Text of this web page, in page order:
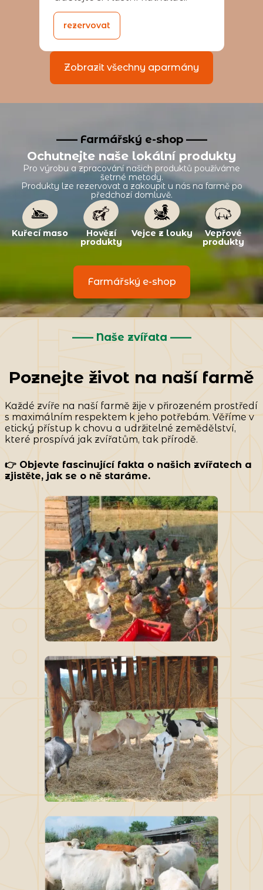
rezervovat
Zobrazit všechny aparmány
—— Farmářský e-shop ——
Ochutnejte naše lokální produkty
Pro výrobu a zpracování našich produktů používáme
šetrné metody.
Produkty lze rezervovat a zakoupit u nás na farmě po
předchozí domluvě.
Kuřecí maso
Hovězí
produkty
Vejce z louky
Vepřové
produkty
Farmářský e-shop
—— Naše zvířata ——
Poznejte život na naší farmě
Každé zvíře na naší farmě žije v přirozeném prostředí
s maximálním respektem k jeho potřebám. Věříme v
etický přístup k chovu a udržitelné zemědělství,
které prospívá jak zvířatům, tak přírodě.
👉 Objevte fascinující fakta o našich zvířatech a
zjistěte, jak se o ně staráme.